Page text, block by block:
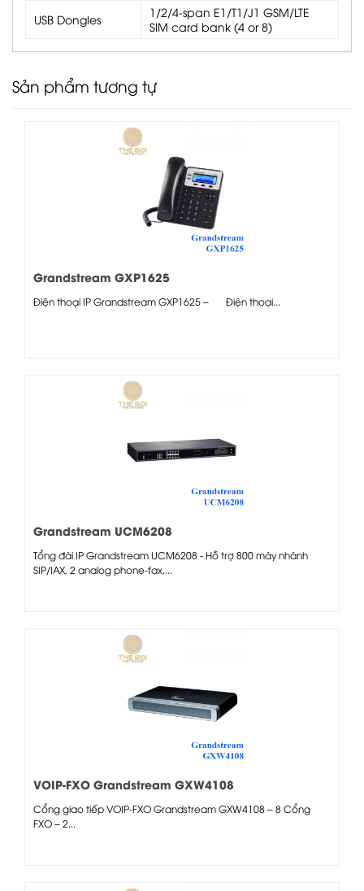
USB Dongles
1/2/4-span E1/T1/J1 GSM/LTE
SIM card bank (4 or 8)
Sản phẩm tương tự
Grandstream GXP1625
Điện thoại IP Grandstream GXP1625 – Điện thoại...
Grandstream UCM6208
Tổng đài IP Grandstream UCM6208 - Hỗ trợ 800 máy nhánh
SIP/IAX, 2 analog phone-fax,...
VOIP-FXO Grandstream GXW4108
Cổng giao tiếp VOIP-FXO Grandstream GXW4108 – 8 Cổng
FXO – 2...